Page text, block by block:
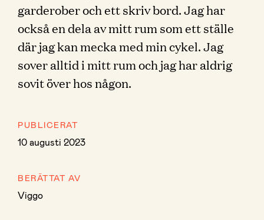
garderober och ett skriv bord. Jag har
också en dela av mitt rum som ett ställe
där jag kan mecka med min cykel. Jag
sover alltid i mitt rum och jag har aldrig
sovit över hos någon.
PUBLICERAT
10 augusti 2023
BERÄTTAT AV
Viggo